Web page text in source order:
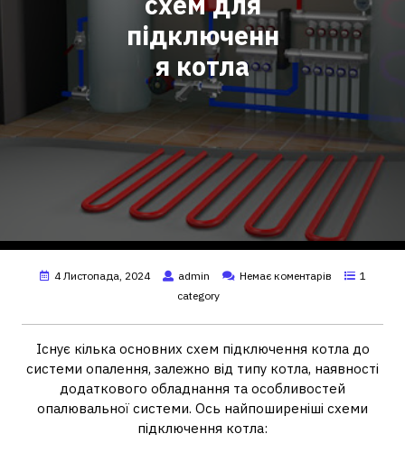
підключенн
я котла
4 Листопада, 2024 admin Немає коментарів
1
category
Існує кілька основних схем підключення котла до
системи опалення, залежно від типу котла, наявності
додаткового обладнання та особливостей
опалювальної системи. Ось найпоширеніші схеми
підключення котла: